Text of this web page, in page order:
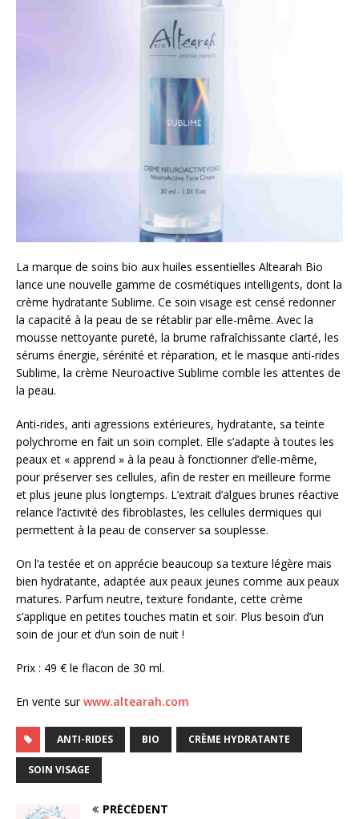
La marque de soins bio aux huiles essentielles Altearah Bio
lance une nouvelle gamme de cosmétiques intelligents, dont la
crème hydratante Sublime. Ce soin visage est censé redonner
la capacité à la peau de se rétablir par elle-même. Avec la
mousse nettoyante pureté, la brume rafraîchissante clarté, les
sérums énergie, sérénité et réparation, et le masque anti-rides
Sublime, la crème Neuroactive Sublime comble les attentes de
la peau.
Anti-rides, anti agressions extérieures, hydratante, sa teinte
polychrome en fait un soin complet. Elle s’adapte à toutes les
peaux et « apprend » à la peau à fonctionner d’elle-même,
pour préserver ses cellules, afin de rester en meilleure forme
et plus jeune plus longtemps. L’extrait d’algues brunes réactive
relance l’activité des fibroblastes, les cellules dermiques qui
permettent à la peau de conserver sa souplesse.
On l’a testée et on apprécie beaucoup sa texture légère mais
bien hydratante, adaptée aux peaux jeunes comme aux peaux
matures. Parfum neutre, texture fondante, cette crème
s’applique en petites touches matin et soir. Plus besoin d’un
soin de jour et d’un soin de nuit !
Prix : 49 € le flacon de 30 ml.
En vente surwww.altearah.com
ANTI-RIDES BIO CRÈME HYDRATANTE
SOIN VISAGE
PRÉCÉDENT